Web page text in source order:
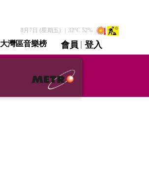
8月7日 (星期五) ｜ 32°C 52%
大灣區音樂榜 會員 | 登入
直播 / 重溫